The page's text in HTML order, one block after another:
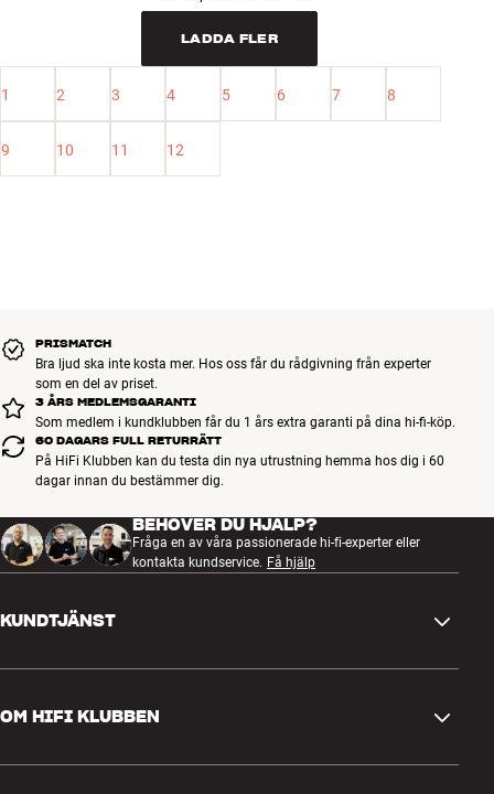
LADDA FLER
1 2 3 4 5 6 7 8
9 10 11 12
PRISMATCH
Bra ljud ska inte kosta mer. Hos oss får du rådgivning från experter
som en del av priset.
3 ÅRS MEDLEMSGARANTI
Som medlem i kundklubben får du 1 års extra garanti på dina hi-fi-köp.
60 DAGARS FULL RETURRÄTT
På HiFi Klubben kan du testa din nya utrustning hemma hos dig i 60
dagar innan du bestämmer dig.
BEHÖVER DU HJÄLP?
Fråga en av våra passionerade hi-fi-experter eller
kontakta kundservice. Få hjälp
KUNDTJÄNST
Frågor och svar
Retur och reklamation
OM HIFI KLUBBEN